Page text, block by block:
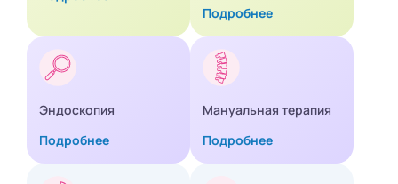
Подробнее
Эндоскопия
Подробнее
Мануальная терапия
Подробнее